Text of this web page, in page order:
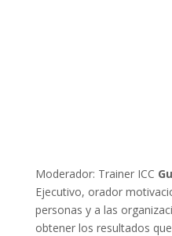
Moderador: Trainer ICC
Ejecutivo, orador
personas y a las
obtener los resultados